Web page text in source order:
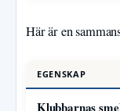
Här är en
EGENSKAP
Klubbarnas